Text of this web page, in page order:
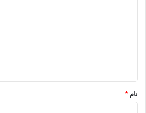
نشنيديد و جز بر طغيان و عصيان نيفزوديد )}
نام *